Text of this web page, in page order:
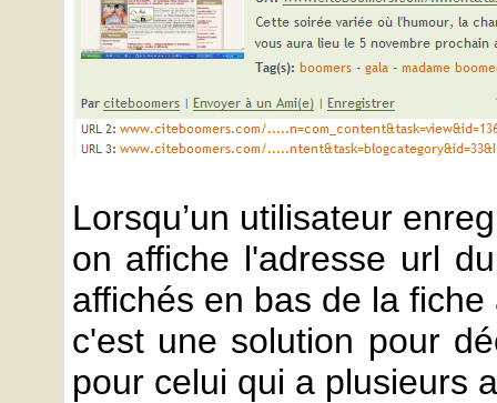
Lorsqu’un utilisateur
on affiche l'adresse url
affichés en bas de la
c'est une solution pour
pour celui qui a plusieurs